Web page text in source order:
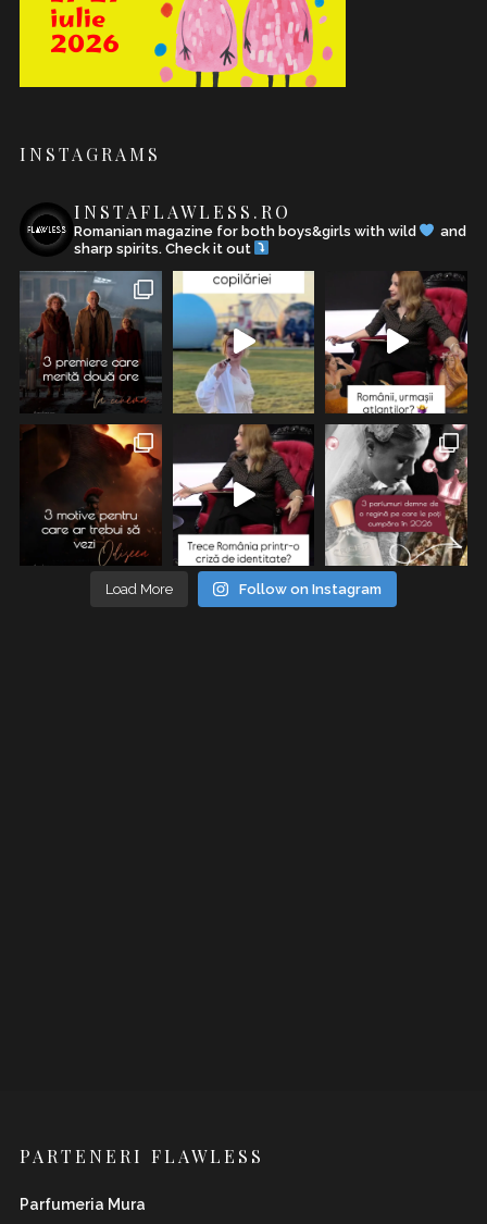
INSTAGRAMS
INSTAFLAWLESS.RO
Romanian magazine for both boys&girls with wild
and
sharp spirits. Check it out
Load More Follow on Instagram
PARTENERI FLAWLESS
Parfumeria Mura